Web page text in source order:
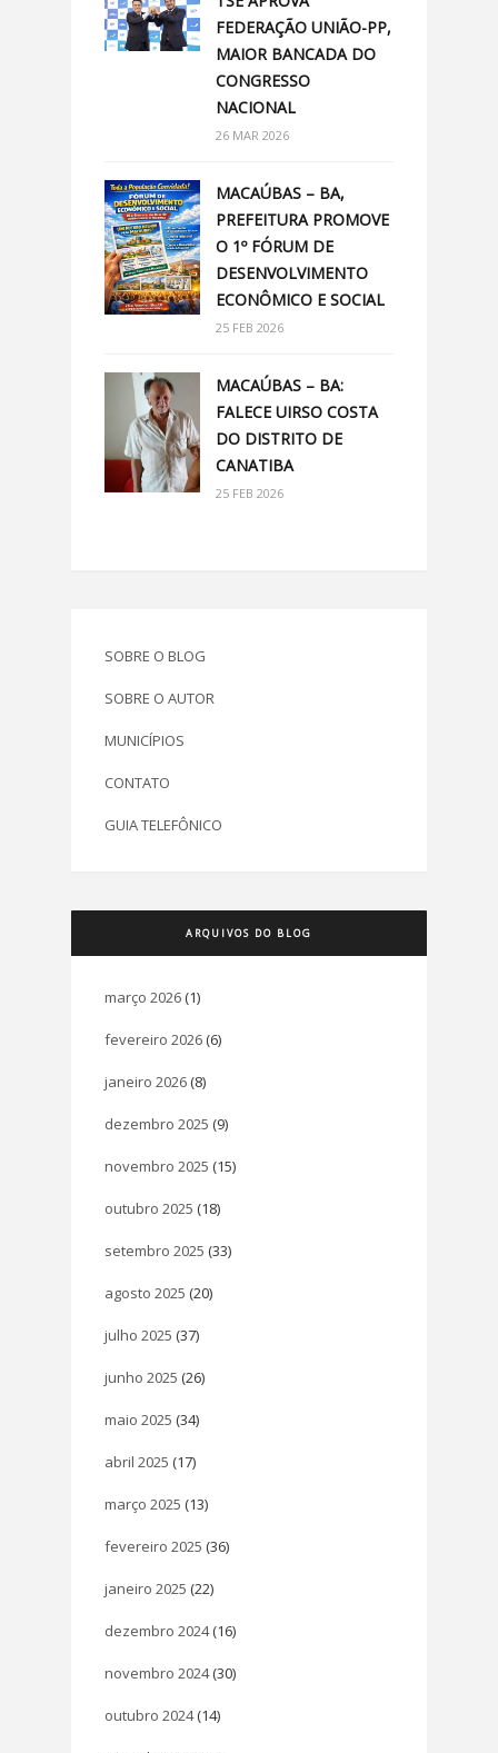
FEDERAÇÃO UNIÃO-PP,
MAIOR BANCADA DO
CONGRESSO
NACIONAL
26 MAR 2026
MACAÚBAS – BA,
PREFEITURA PROMOVE
O 1º FÓRUM DE
DESENVOLVIMENTO
ECONÔMICO E SOCIAL
25 FEB 2026
MACAÚBAS – BA:
FALECE UIRSO COSTA
DO DISTRITO DE
CANATIBA
25 FEB 2026
SOBRE O BLOG
SOBRE O AUTOR
MUNICÍPIOS
CONTATO
GUIA TELEFÔNICO
ARQUIVOS DO BLOG
março 2026 (1)
fevereiro 2026 (6)
janeiro 2026 (8)
dezembro 2025 (9)
novembro 2025 (15)
outubro 2025 (18)
setembro 2025 (33)
agosto 2025 (20)
julho 2025 (37)
junho 2025 (26)
maio 2025 (34)
abril 2025 (17)
março 2025 (13)
fevereiro 2025 (36)
janeiro 2025 (22)
dezembro 2024(16)
novembro 2024(30)
outubro 2024(14)